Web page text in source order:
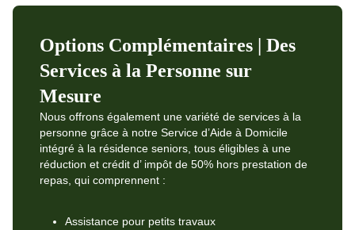
Options Complémentaires | Des
Services à la Personne sur
Mesure
Nous offrons également une variété de services à la
personne grâce à notre Service d’Aide à Domicile
intégré à la résidence seniors, tous éligibles à une
réduction et crédit d’ impôt de 50% hors prestation de
repas, qui comprennent :
Assistance pour petits travaux